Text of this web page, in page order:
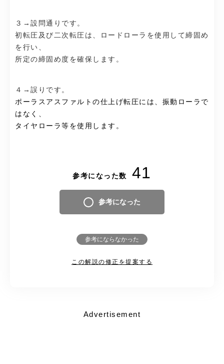
３→設問通りです。
初転圧及び二次転圧は、ロードローラを使用して締固め
を行い、
所定の締固め度を確保します。
４→誤りです。
ポーラスアスファルトの仕上げ転圧には、振動ローラで
はなく、
タイヤローラ等を使用します。
参考になった数 41
参考になった
参考にならなかった
この解説の修正を提案する
Advertisement